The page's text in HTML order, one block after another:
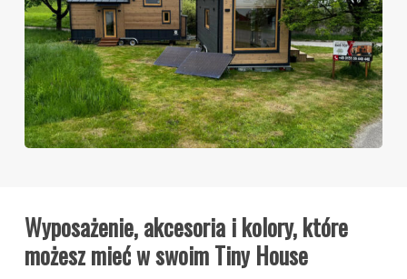
Wyposażenie,akcesoria ikolory,które
możeszmiećwswoimTiny House